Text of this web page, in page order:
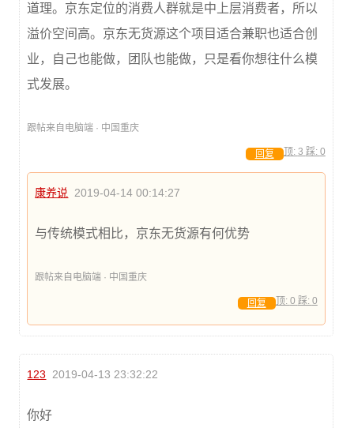
道理。京东定位的消费人群就是中上层消费者，所以
溢价空间高。京东无货源这个项目适合兼职也适合创
业，自己也能做，团队也能做，只是看你想往什么模
式发展。
跟帖来自电脑端 · 中国重庆
顶: 3 踩: 0
回复
康养说 2019-04-14 00:14:27
与传统模式相比，京东无货源有何优势
跟帖来自电脑端 · 中国重庆
顶: 0 踩: 0
回复
123 2019-04-13 23:32:22
你好